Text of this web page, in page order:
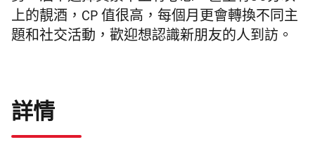
上的靚酒，CP 值很高，每個月更會轉換不同主
題和社交活動，歡迎想認識新朋友的人到訪。
詳情